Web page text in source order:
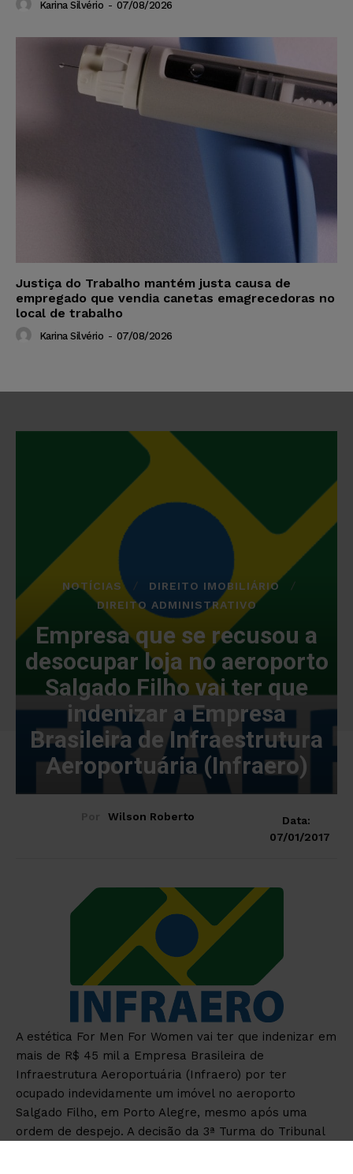
Karina Silvério - 07/08/2026
Justiça do Trabalho mantém justa causa de
empregado que vendia canetas emagrecedoras no
local de trabalho
Karina Silvério - 07/08/2026